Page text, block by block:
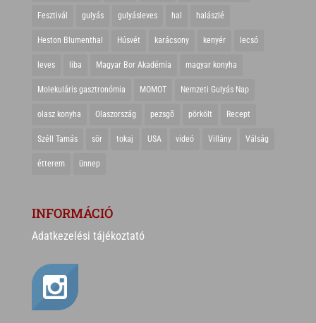
Fesztivál gulyás gulyásleves hal halászlé
Heston Blumenthal Húsvét karácsony kenyér lecsó
leves liba Magyar Bor Akadémia magyar konyha
Molekuláris gasztronómia MOMOT Nemzeti Gulyás Nap
olasz konyha Olaszország pezsgő pörkölt Recept
Széll Tamás sör tokaj USA videó Villány Válság
étterem ünnep
INFORMÁCIÓ
Adatkezelési tájékoztató